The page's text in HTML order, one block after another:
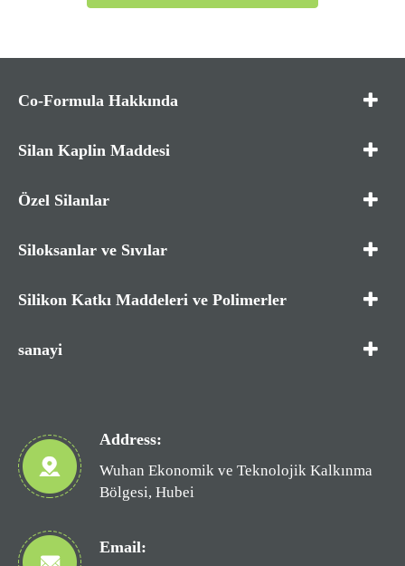
Co-Formula Hakkında
Silan Kaplin Maddesi
Özel Silanlar
Siloksanlar ve Sıvılar
Silikon Katkı Maddeleri ve Polimerler
sanayi
Address:
Wuhan Ekonomik ve Teknolojik Kalkınma
Bölgesi, Hubei
Email: